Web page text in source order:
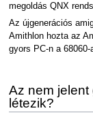
megoldás QNX
Az újgenerációs
Amithlon hozta az
gyors PC-n a
Az nem jelent
létezik?